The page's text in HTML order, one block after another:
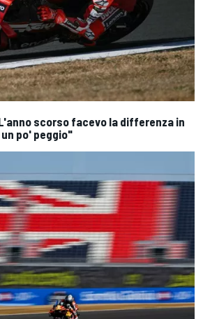
scorso facevo la differenza in
po' peggio"